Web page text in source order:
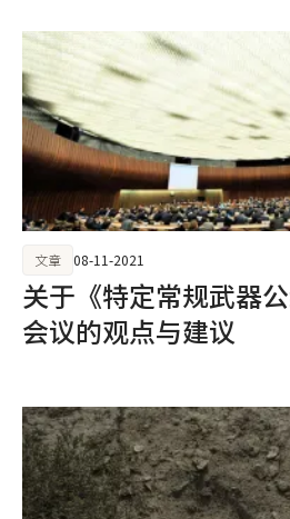
关于《特定常规武器
会议的观点与建议
文章 08-11-2021